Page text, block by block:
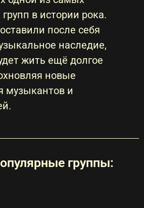
в истории рока.
после себя
наследие,
жить ещё долгое
новые
музыкантов и
группы: